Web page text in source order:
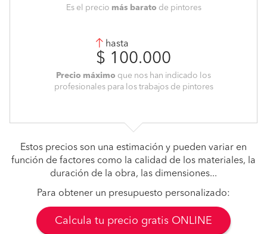
Es el precio más barato de pintores
hasta
$ 100.000
Precio máximo que nos han indicado los
profesionales para los trabajos de pintores
Estos precios son una estimación y pueden variar en
función de factores como la calidad de los materiales, la
duración de la obra, las dimensiones...
Para obtener un presupuesto personalizado:
Calcula tu precio gratis ONLINE